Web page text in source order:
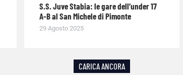
S.S. Juve Stabia: le gare dell’under 17
A-B al San Michele di Pimonte
29 Agosto 2025
CARICA ANCORA